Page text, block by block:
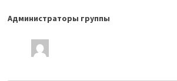
Лидеры
группы
Администраторы группы